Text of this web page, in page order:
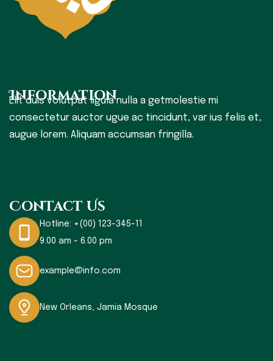
Information
Elit duis volutpat ligula nulla a getmolestie mi
consectetur auctor ugue ac tincidunt, var ius felis et,
augue lorem. Aliquam accumsan fringilla.
Contact Us
Hotline: +(00) 123-345-11
9.00 am - 6.00 pm
example@info.com
New Orleans, Jamia Mosque